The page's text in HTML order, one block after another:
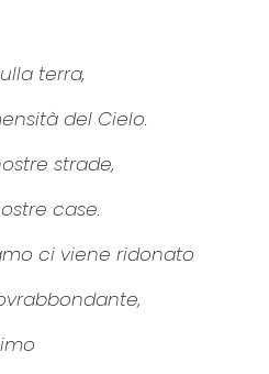
terra,
del Cielo.
strade,
case.
ci viene ridonato